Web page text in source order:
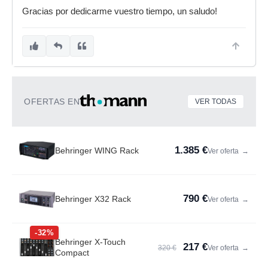
Gracias por dedicarme vuestro tiempo, un saludo!
OFERTAS EN VER TODAS
Behringer WING Rack 1.385 €Ver oferta →
Behringer X32 Rack 790 €Ver oferta →
-32%
Behringer X-Touch
Compact
320 € 217 €Ver oferta →